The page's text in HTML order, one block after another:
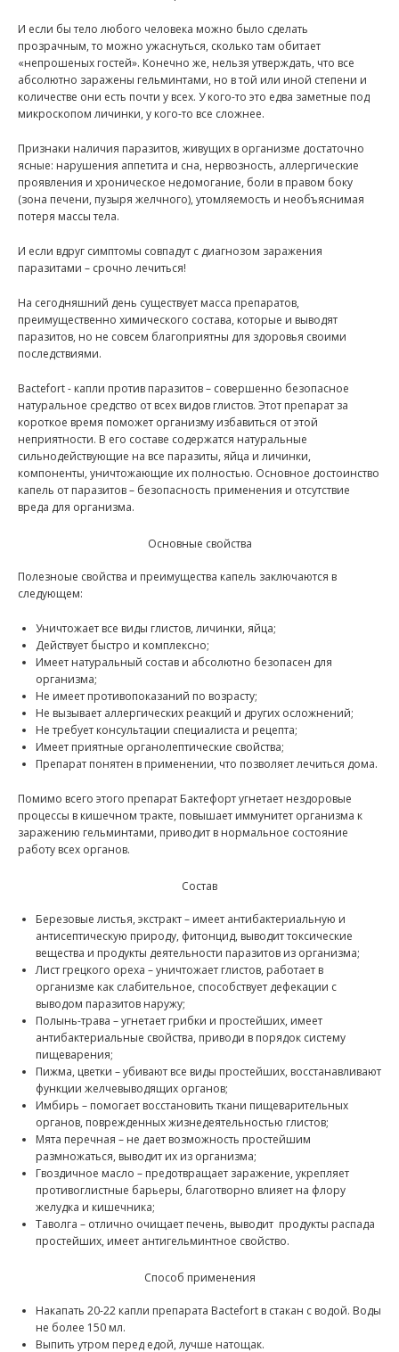
И если бы тело любого человека можно было сделать
прозрачным, то можно ужаснуться, сколько там обитает
«непрошеных гостей». Конечно же, нельзя утверждать, что все
абсолютно заражены гельминтами, но в той или иной степени и
количестве они есть почти у всех. У кого-то это едва заметные под
микроскопом личинки, у кого-то все сложнее.
Признаки наличия паразитов, живущих в организме достаточно
ясные: нарушения аппетита и сна, нервозность, аллергические
проявления и хроническое недомогание, боли в правом боку
(зона печени, пузыря желчного), утомляемость и необъяснимая
потеря массы тела.
И если вдруг симптомы совпадут с диагнозом заражения
паразитами – срочно лечиться!
На сегодняшний день существует масса препаратов,
преимущественно химического состава, которые и выводят
паразитов, но не совсем благоприятны для здоровья своими
последствиями.
Bactefort - капли против паразитов – совершенно безопасное
натуральное средство от всех видов глистов. Этот препарат за
короткое время поможет организму избавиться от этой
неприятности. В его составе содержатся натуральные
сильнодействующие на все паразиты, яйца и личинки,
компоненты, уничтожающие их полностью. Основное достоинство
капель от паразитов – безопасность применения и отсутствие
вреда для организма.
Основные свойства
Полезноые свойства и преимущества капель заключаются в
следующем:
Уничтожает все виды глистов, личинки, яйца;
Действует быстро и комплексно;
Имеет натуральный состав и абсолютно безопасен для
организма;
Не имеет противопоказаний по возрасту;
Не вызывает аллергических реакций и других осложнений;
Не требует консультации специалиста и рецепта;
Имеет приятные органолептические свойства;
Препарат понятен в применении, что позволяет лечиться дома.
Помимо всего этого препарат Бактефорт угнетает нездоровые
процессы в кишечном тракте, повышает иммунитет организма к
заражению гельминтами, приводит в нормальное состояние
работу всех органов.
Состав
Березовые листья, экстракт – имеет антибактериальную и
антисептическую природу, фитонцид, выводит токсические
вещества и продукты деятельности паразитов из организма;
Лист грецкого ореха – уничтожает глистов, работает в
организме как слабительное, способствует дефекации с
выводом паразитов наружу;
Полынь-трава – угнетает грибки и простейших, имеет
антибактериальные свойства, приводи в порядок систему
пищеварения;
Пижма, цветки – убивают все виды простейших, восстанавливают
функции желчевыводящих органов;
Имбирь – помогает восстановить ткани пищеварительных
органов, поврежденных жизнедеятельностью глистов;
Мята перечная – не дает возможность простейшим
размножаться, выводит их из организма;
Гвоздичное масло – предотвращает заражение, укрепляет
противоглистные барьеры, благотворно влияет на флору
желудка и кишечника;
Таволга – отлично очищает печень, выводит продукты распада
простейших, имеет антигельминтное свойство.
Способ применения
Накапать 20-22 капли препарата Bactefort в стакан с водой. Воды
не более 150 мл.
Выпить утром перед едой, лучше натощак.